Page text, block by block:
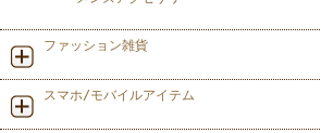
ファッション雑貨
スマホ/モバイルアイテム